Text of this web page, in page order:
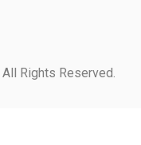
Rights Reserved.